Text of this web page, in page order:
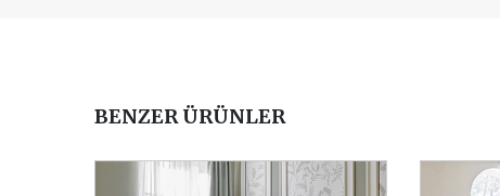
BENZER ÜRÜNLER